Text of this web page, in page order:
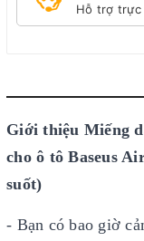
Hỗ trợ trực
Giới thiệu Miếng
cho ô tô Baseus
suốt)
- Bạn có bao giờ